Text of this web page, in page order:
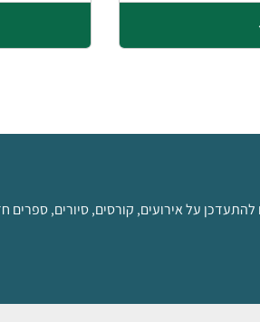
להתעדכן על אירועים, קורסים, סיורים,